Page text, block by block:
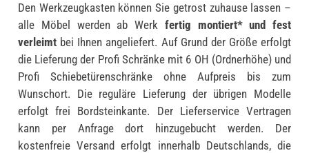
Den Werkzeugkasten können Sie getrost zuhause lassen –
alle Möbel werden ab Werk fertig montiert* und fest
verleimt bei Ihnen angeliefert. Auf Grund der Größe erfolgt
die Lieferung der Profi Schränke mit 6 OH (Ordnerhöhe) und
Profi Schiebetürenschränke ohne Aufpreis bis zum
Wunschort. Die reguläre Lieferung der übrigen Modelle
erfolgt frei Bordsteinkante. Der Lieferservice Vertragen
kann per Anfrage dort hinzugebucht werden. Der
kostenfreie Versand erfolgt innerhalb Deutschlands, die